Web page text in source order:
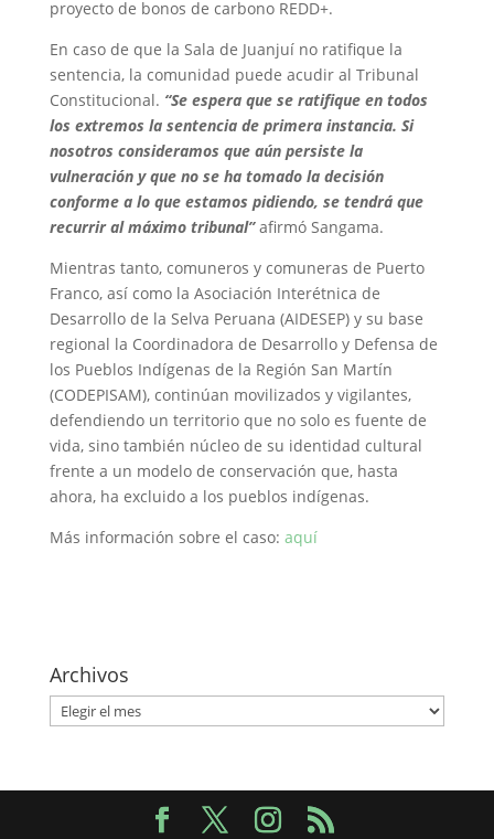
proyecto de bonos de carbono REDD+.
En caso de que la Sala de Juanjuí no ratifique la
sentencia, la comunidad puede acudir al Tribunal
Constitucional. “Se espera que se ratifique en todos
los extremos la sentencia de primera instancia. Si
nosotros consideramos que aún persiste la
vulneración y que no se ha tomado la decisión
conforme a lo que estamos pidiendo, se tendrá que
recurrir al máximo tribunal”afirmó Sangama.
Mientras tanto, comuneros y comuneras de Puerto
Franco, así como la Asociación Interétnica de
Desarrollo de la Selva Peruana (AIDESEP) y su base
regional la Coordinadora de Desarrollo y Defensa de
los Pueblos Indígenas de la Región San Martín
(CODEPISAM), continúan movilizados y vigilantes,
defendiendo un territorio que no solo es fuente de
vida, sino también núcleo de su identidad cultural
frente a un modelo de conservación que, hasta
ahora, ha excluido a los pueblos indígenas.
Más información sobre el caso: aquí
Archivos
Archivos